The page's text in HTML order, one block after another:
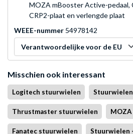
MOZA mBooster Active-pedaal,
CRP2-plaat en verlengde plaat
WEEE-nummer 54978142
Verantwoordelijke voor de EU
Misschien ook interessant
Logitech stuurwielen
Thrustmaster stuurwielen
Fanatec stuurwielen Stuurwielen